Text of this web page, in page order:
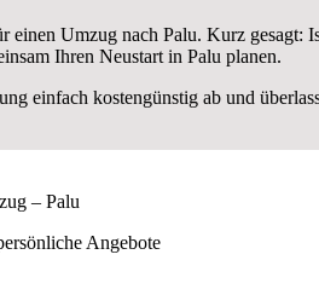
einen Umzug nach Palu. Kurz gesagt:
Ihren Neustart in Palu planen.
einfach kostengünstig ab und
– Palu
Angebote